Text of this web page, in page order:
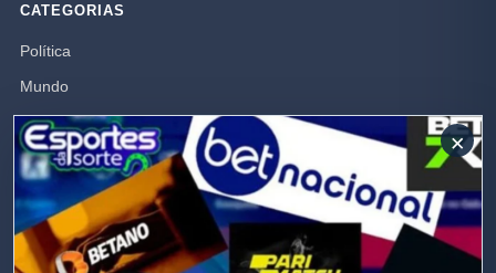
CATEGORIAS
Política
Mundo
Campos dos Goytacazes
Brasil
Polícia
Rio de Janeiro
×